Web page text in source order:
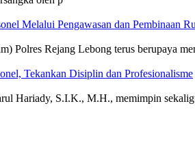
Melalui Pengawasan dan Pembinaan
Polres Rejang Lebong terus berupaya
Tekankan Disiplin dan Profesionalisme
Hariady, S.I.K., M.H., memimpin